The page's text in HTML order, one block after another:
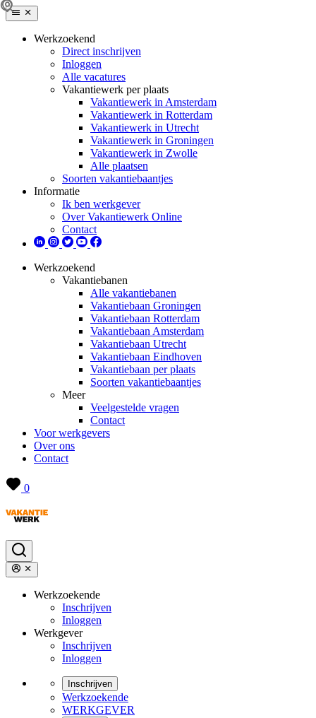
Werkzoekend
Direct inschrijven
Inloggen
Alle vacatures
Vakantiewerk per plaats
Vakantiewerk in Amsterdam
Vakantiewerk in Rotterdam
Vakantiewerk in Utrecht
Vakantiewerk in Groningen
Vakantiewerk in Zwolle
Alle plaatsen
Soorten vakantiebaantjes
Informatie
Ik ben werkgever
Over Vakantiewerk Online
Contact
Werkzoekend
Vakantiebanen
Alle vakantiebanen
Vakantiebaan Groningen
Vakantiebaan Rotterdam
Vakantiebaan Amsterdam
Vakantiebaan Utrecht
Vakantiebaan Eindhoven
Vakantiebaan per plaats
Soorten vakantiebaantjes
Meer
Veelgestelde vragen
Contact
Voor werkgevers
Over ons
Contact
0
Werkzoekende
Inschrijven
Inloggen
Werkgever
Inschrijven
Inloggen
Inschrijven
Werkzoekende
WERKGEVER